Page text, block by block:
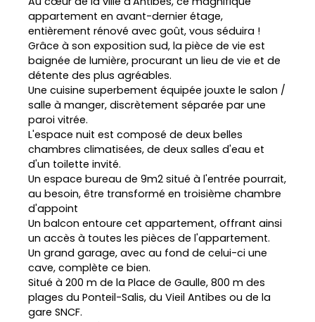
appartement en avant-dernier étage,
entièrement rénové avec goût, vous séduira !
Grâce à son exposition sud, la pièce de vie est
baignée de lumière, procurant un lieu de vie et de
détente des plus agréables.
Une cuisine superbement équipée jouxte le salon /
salle à manger, discrètement séparée par une
paroi vitrée.
L'espace nuit est composé de deux belles
chambres climatisées, de deux salles d'eau et
d'un toilette invité.
Un espace bureau de 9m2 situé à l'entrée pourrait,
au besoin, être transformé en troisième chambre
d'appoint
Un balcon entoure cet appartement, offrant ainsi
un accès à toutes les pièces de l'appartement.
Un grand garage, avec au fond de celui-ci une
cave, complète ce bien.
Situé à 200 m de la Place de Gaulle, 800 m des
plages du Ponteil-Salis, du Vieil Antibes ou de la
gare SNCF.